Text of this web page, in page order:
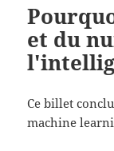
et du
Ce billet
machine